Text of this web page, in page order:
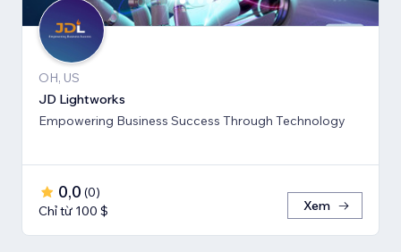
OH, US
JD Lightworks
Empowering Business Success Through Technology
0,0 (0)
Chỉ từ 100 $
Xem